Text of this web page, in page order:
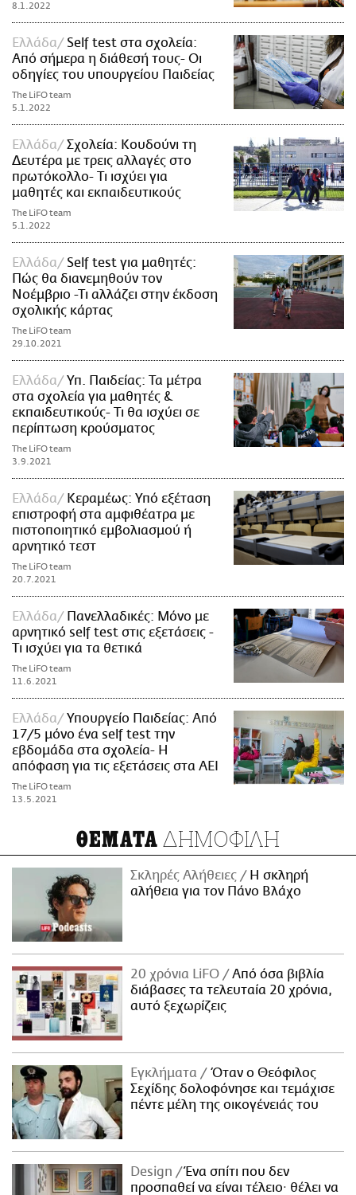
8.1.2022
Ελλάδα
Self test στα σχολεία:
Από σήμερα η διάθεσή τους- Οι
οδηγίες του υπουργείου Παιδείας
The LiFO team
5.1.2022
Ελλάδα
Σχολεία: Κουδούνι τη
Δευτέρα με τρεις αλλαγές στο
πρωτόκολλο- Τι ισχύει για
μαθητές και εκπαιδευτικούς
The LiFO team
5.1.2022
Ελλάδα
Self test για μαθητές:
Πώς θα διανεμηθούν τον
Νοέμβριο -Τι αλλάζει στην έκδοση
σχολικής κάρτας
The LiFO team
29.10.2021
Ελλάδα
Υπ. Παιδείας: Τα μέτρα
στα σχολεία για μαθητές &
εκπαιδευτικούς- Τι θα ισχύει σε
περίπτωση κρούσματος
The LiFO team
3.9.2021
Ελλάδα
Κεραμέως: Υπό εξέταση
επιστροφή στα αμφιθέατρα με
πιστοποιητικό εμβολιασμού ή
αρνητικό τεστ
The LiFO team
20.7.2021
Ελλάδα
Πανελλαδικές: Μόνο με
αρνητικό self test στις εξετάσεις -
Τι ισχύει για τα θετικά
The LiFO team
11.6.2021
Ελλάδα
Υπουργείο Παιδείας: Από
17/5 μόνο ένα self test την
εβδομάδα στα σχολεία- Η
απόφαση για τις εξετάσεις στα ΑΕΙ
The LiFO team
13.5.2021
ΘΕΜΑΤΑ ΔΗΜΟΦΙΛΗ
Σκληρές Αλήθειες
H σκληρή
αλήθεια για τον Πάνο Βλάχο
20 χρόνια LiFO
Από όσα βιβλία
διάβασες τα τελευταία 20 χρόνια,
αυτό ξεχωρίζεις
Εγκλήματα
Όταν ο Θεόφιλος
Σεχίδης δολοφόνησε και τεμάχισε
πέντε μέλη της οικογένειάς του
Design
Ένα σπίτι που δεν
προσπαθεί να είναι τέλειο· θέλει να